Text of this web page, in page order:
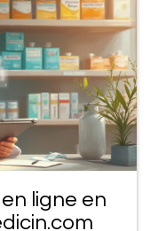
ligne en